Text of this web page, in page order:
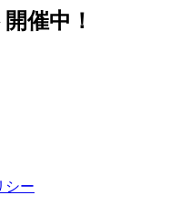
催中！
シー